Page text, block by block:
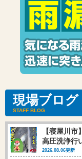
現場ブログ
STAFF BLOG
【寝屋川
高圧洗浄行
2026.08.06更新